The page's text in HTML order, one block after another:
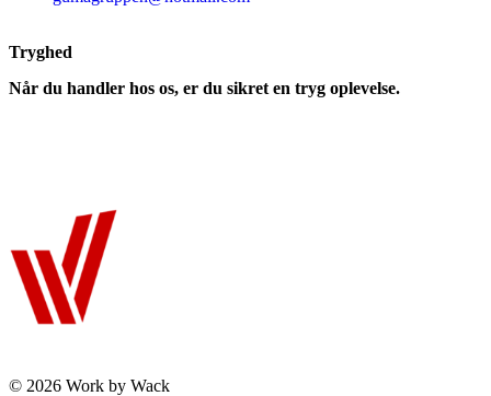
Tryghed
Når du handler hos os, er du sikret en tryg oplevelse.
© 2026 Work by Wack